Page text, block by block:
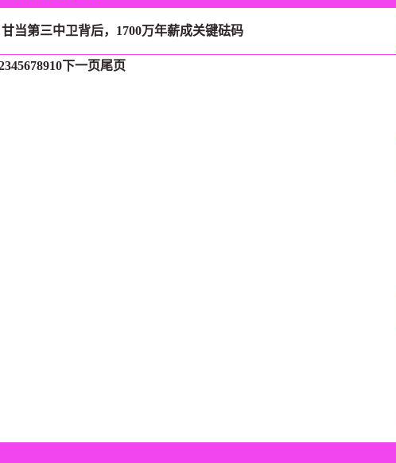
当第三中卫背后，1700万年薪成关键砝码
345678910下一页尾页